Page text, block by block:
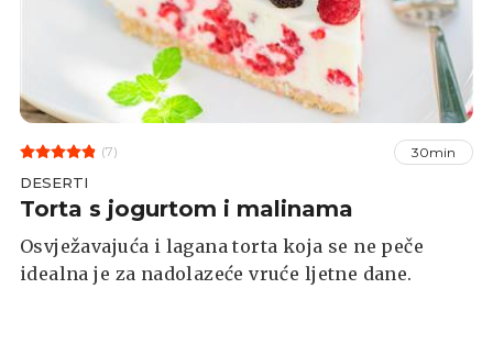
(7) 30min
DESERTI
Torta s jogurtom i malinama
Osvježavajuća i lagana torta koja se ne peče
idealna je za nadolazeće vruće ljetne dane.